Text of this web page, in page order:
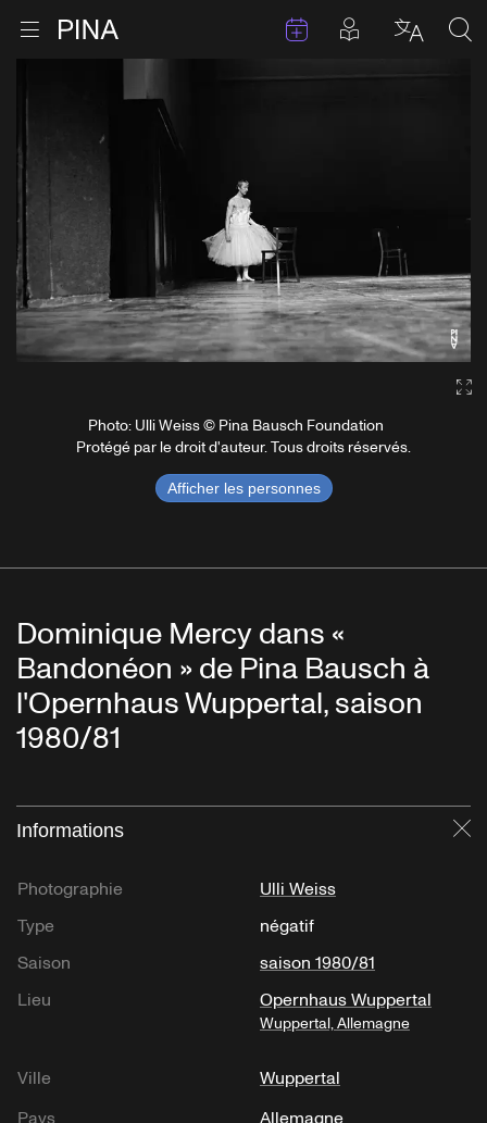
Ouvrir le menu Retour à la page d'accueil Évenements
Articles en
Photo: Ulli Weiss © Pina Bausch Foundation
Protégé par le droit d'auteur. Tous droits réservés.
Afficher les personnes
Dominique Mercy dans «
Bandonéon » de Pina Bausch à
l'Opernhaus Wuppertal, saison
1980/81
Informations
Photographie
Ulli Weiss
Type
négatif
Saison
saison 1980/81
Lieu
Opernhaus Wuppertal
Wuppertal, Allemagne
Ville
Wuppertal